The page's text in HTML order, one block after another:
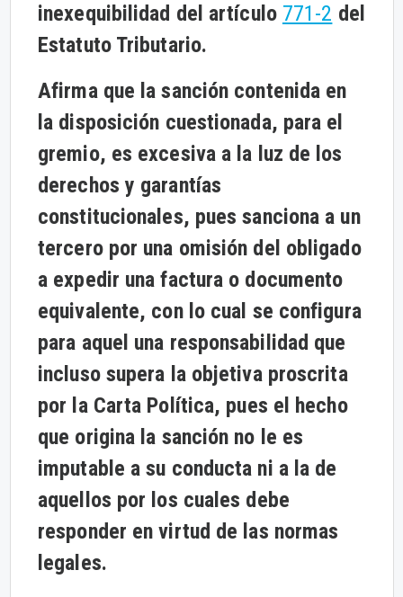
inexequibilidad del artículo 771-2 del
Estatuto Tributario.
Afirma que la sanción contenida en
la disposición cuestionada, para el
gremio, es excesiva a la luz de los
derechos y garantías
constitucionales, pues sanciona a un
tercero por una omisión del obligado
a expedir una factura o documento
equivalente, con lo cual se configura
para aquel una responsabilidad que
incluso supera la objetiva proscrita
por la Carta Política, pues el hecho
que origina la sanción no le es
imputable a su conducta ni a la de
aquellos por los cuales debe
responder en virtud de las normas
legales.